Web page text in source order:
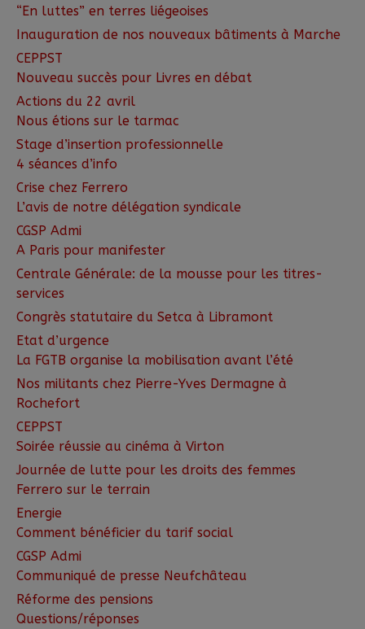
“En luttes” en terres liégeoises
Inauguration de nos nouveaux bâtiments à Marche
CEPPST
Nouveau succès pour Livres en débat
Actions du 22 avril
Nous étions sur le tarmac
Stage d’insertion professionnelle
4 séances d’info
Crise chez Ferrero
L’avis de notre délégation syndicale
CGSP Admi
A Paris pour manifester
Centrale Générale: de la mousse pour les titres-
services
Congrès statutaire du Setca à Libramont
Etat d’urgence
La FGTB organise la mobilisation avant l’été
Nos militants chez Pierre-Yves Dermagne à
Rochefort
CEPPST
Soirée réussie au cinéma à Virton
Journée de lutte pour les droits des femmes
Ferrero sur le terrain
Energie
Comment bénéficier du tarif social
CGSP Admi
Communiqué de presse Neufchâteau
Réforme des pensions
Questions/réponses